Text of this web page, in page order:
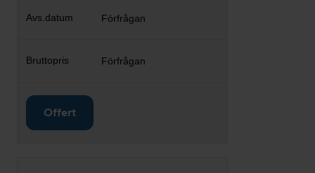
Förfrågan
Förfrågan
Offert